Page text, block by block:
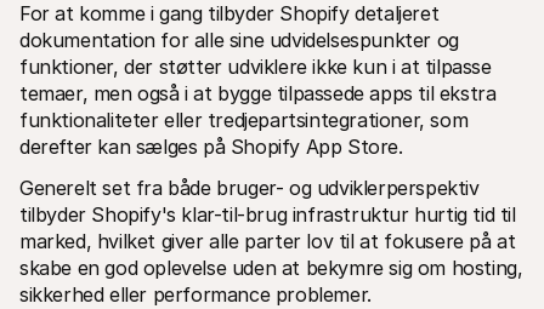
For at komme i gang tilbyder Shopify detaljeret
dokumentation for alle sine udvidelsespunkter og
funktioner, der støtter udviklere ikke kun i at tilpasse
temaer, men også i at bygge tilpassede apps til ekstra
funktionaliteter eller tredjepartsintegrationer, som
derefter kan sælges på Shopify App Store.
Generelt set fra både bruger- og udviklerperspektiv
tilbyder Shopify's klar-til-brug infrastruktur hurtig tid til
marked, hvilket giver alle parter lov til at fokusere på at
skabe en god oplevelse uden at bekymre sig om hosting,
sikkerhed eller performance problemer.